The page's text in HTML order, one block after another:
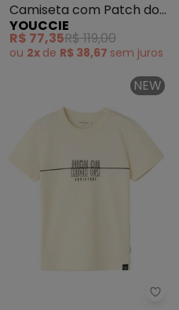
Camiseta com Patch do
Donald Duck (Branco)
YOUCCIE
R$ 77,35R$ 119,00
ou 2x de R$ 38,67 sem juros
NEW